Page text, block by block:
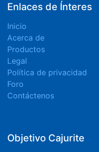
Enlaces de Ínteres
Inicio
Acerca de
Productos
Legal
Política de privacidad
Foro
Contáctenos
Objetivo Cajurite